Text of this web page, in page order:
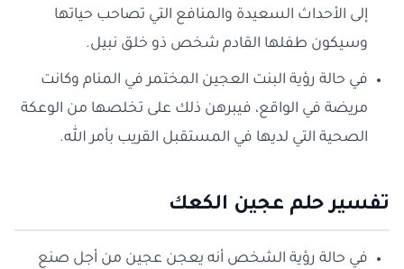
إلى الأحداث السعيدة والمنافع التي تصاحب حياتها
وسيكون طفلها القادم شخص ذو خلق نبيل.
في حالة رؤية البنت العجين المختمر في المنام وكانت
مريضة في الواقع، فيبرهن ذلك على تخلصها من الوعكة
الصحية التي لديها في المستقبل القريب بأمر الله.
تفسير حلم عجين الكعك
في حالة رؤية الشخص أنه يعجن عجين من أجل صنع